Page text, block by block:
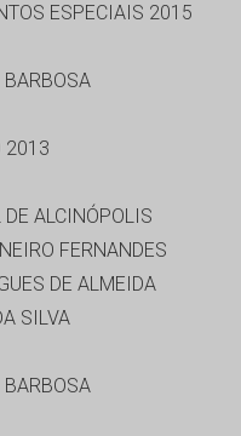
ESPECIAIS 2015
BARBOSA
2013
ALCINÓPOLIS
FERNANDES
DE ALMEIDA
SILVA
BARBOSA